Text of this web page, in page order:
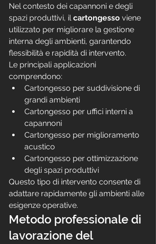
Nel contesto dei capannoni e degli
spazi produttivi, il cartongesso viene
utilizzato per migliorare la gestione
interna degli ambienti, garantendo
flessibilità e rapidità di intervento.
Le principali applicazioni
comprendono:
Cartongesso per suddivisione di
grandi ambienti
Cartongesso per uffici interni a
capannoni
Cartongesso per miglioramento
acustico
Cartongesso per ottimizzazione
degli spazi produttivi
Questo tipo di intervento consente di
adattare rapidamente gli ambienti alle
esigenze operative.
Metodo professionale di
lavorazione del